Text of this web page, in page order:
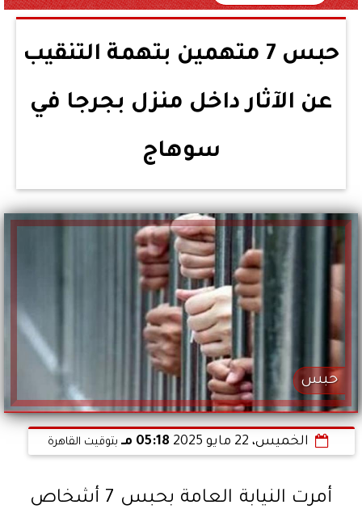
حبس 7 متهمين بتهمة التنقيب
عن الآثار داخل منزل بجرجا في
سوهاج
حبس
الخميس، 22 مايو 2025 05:18 مـ بتوقيت القاهرة
أمرت النيابة العامة بحبس 7 أشخاص